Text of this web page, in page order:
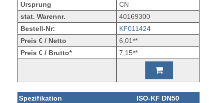
Ursprung
CN
stat. Warennr.
40169300
Bestell-Nr:
KF011424
Preis € / Netto
6,01**
Preis € / Brutto*
7,15**
Spezifikation
ISO-KF DN50